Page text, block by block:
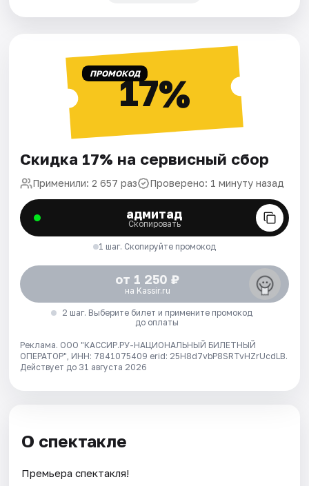
ПРОМОКОД17%
Скидка 17% на сервисный сбор
Применили: 2 657 раз Проверено: 1 минуту назад
адмитад
Скопировать
1 шаг. Скопируйте промокод
от 1 250 ₽
на Kassir.ru
2 шаг. Выберите билет и примените промокод
до оплаты
Реклама. ООО "КАССИР.РУ-НАЦИОНАЛЬНЫЙ БИЛЕТНЫЙ
ОПЕРАТОР", ИНН: 7841075409 erid: 25H8d7vbP8SRTvHZrUcdLB.
Действует до 31 августа 2026
О спектакле
Премьера спектакля!